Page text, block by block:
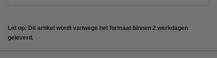
Let op: Dit artikel wordt vanwege het formaat binnen 2 werkdagen
geleverd.